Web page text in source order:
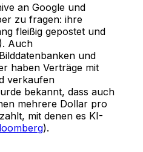
an Google und
zu fragen: ihre
fleißig gepostet und
). Auch
und
haben Verträge mit
verkaufen
bekannt, dass auch
mehrere Dollar pro
mit denen es KI-
).